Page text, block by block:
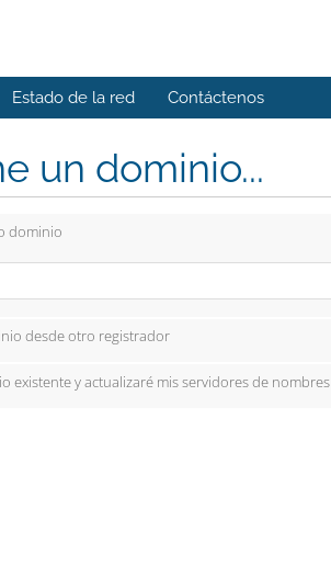
Estado de la red Contáctenos
un dominio...
dominio
desde otro registrador
existente y actualizaré mis servidores de nombres